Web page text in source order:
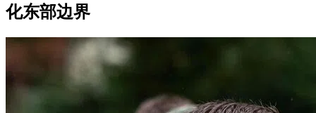
化东部边界